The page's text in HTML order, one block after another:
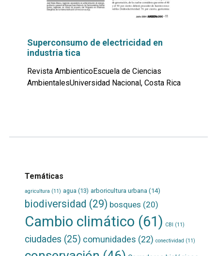
Superconsumo de electricidad en
industria tica
Revista AmbienticoEscuela de Ciencias
AmbientalesUniversidad Nacional, Costa Rica
Temáticas
agricultura (11) agua (13) arboricultura urbana(14)
biodiversidad (29) bosques (20)
Cambio climático (61) CBI (11)
ciudades (25) comunidades (22) conectividad (11)